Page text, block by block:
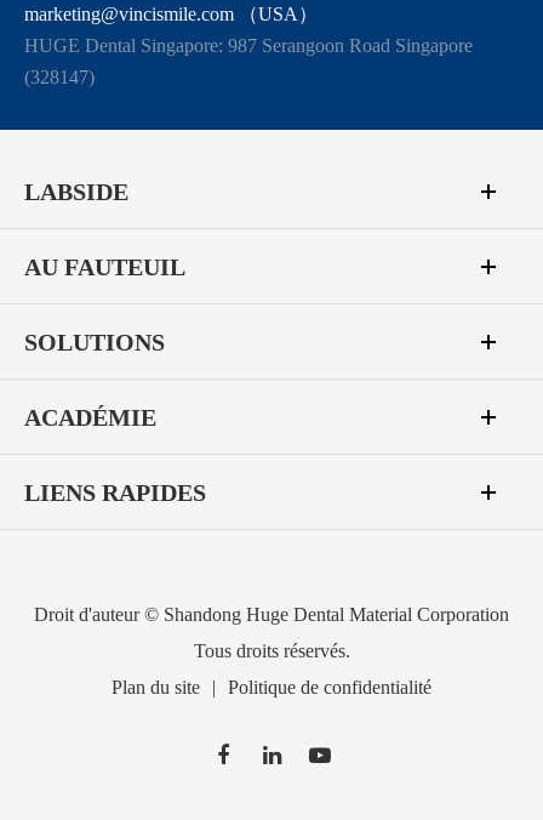
marketing@vincismile.com （USA）
HUGE Dental Singapore: 987 Serangoon Road Singapore
(328147)
LABSIDE
AU FAUTEUIL
SOLUTIONS
ACADÉMIE
LIENS RAPIDES
Droit d'auteur © Shandong Huge Dental Material Corporation
Tous droits réservés.
Plan du site
| Politique de confidentialité